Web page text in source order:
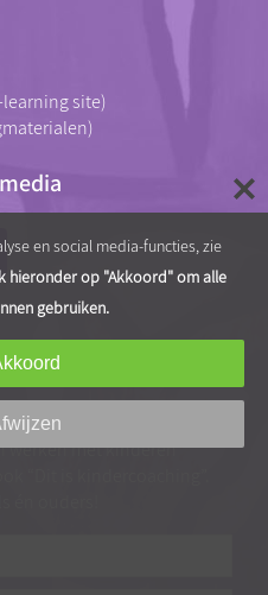
learning site)
vol praktische tips en
werken met kinderen
en social media-functies, zie
hieronder op "Akkoord" om alle
gebruiken.